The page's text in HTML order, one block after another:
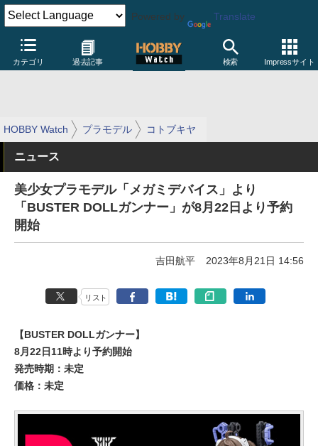
Powered by Translate
カテゴリ 過去記事 検索 Impressサイト
HOBBY Watch プラモデル コトブキヤ
ニュース
美少女プラモデル「メガミデバイス」より
「BUSTER DOLLガンナー」が8月22日より予約
開始
吉田航平 2023年8月21日 14:56
リスト
【BUSTER DOLLガンナー】
8月22日11時より予約開始
発売時期：未定
価格：未定